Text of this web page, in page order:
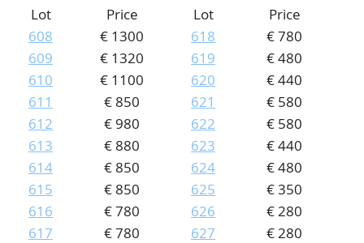
Lot
Price
608
€ 1300
609
€ 1320
610
€ 1100
611
€ 850
612
€ 980
613
€ 880
614
€ 850
615
€ 850
616
€ 780
617
€ 780
Lot
Price
618
€ 780
619
€ 480
620
€ 440
621
€ 580
622
€ 580
623
€ 440
624
€ 480
625
€ 350
626
€ 280
627
€ 280